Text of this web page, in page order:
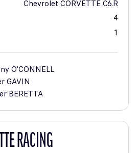
Chevrolet CORVETTE C6.R
4
1
O'CONNELL
GAVIN
BERETTA
RACING